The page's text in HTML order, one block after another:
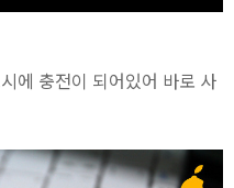
에 충전이 되어있어 바로 사